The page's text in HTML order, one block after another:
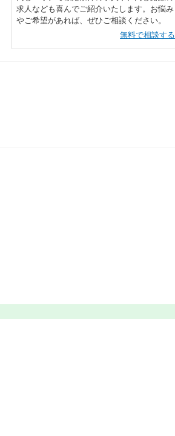
求人なども喜んでご紹介いたします。お悩み
やご希望があれば、ぜひご相談ください。
無料で相談する